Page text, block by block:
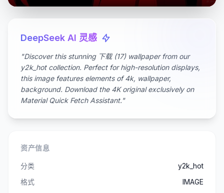
DeepSeek AI 灵感
"Discover this stunning 下载 (17) wallpaper from our
y2k_hot collection. Perfect for high-resolution displays,
this image features elements of 4k, wallpaper,
background. Download the 4K original exclusively on
Material Quick Fetch Assistant."
资产信息
分类
y2k_hot
格式
IMAGE